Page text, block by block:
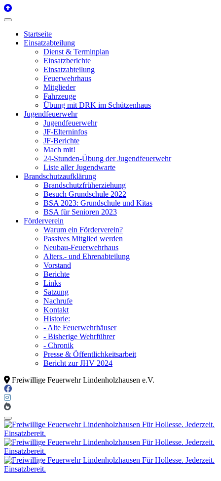
Startseite
Einsatzabteilung
Dienst & Terminplan
Einsatzberichte
Einsatzabteilung
Feuerwehrhaus
Mitglieder
Fahrzeuge
Übung mit DRK im Schützenhaus
Jugendfeuerwehr
Jugendfeuerwehr
JF-Elterninfos
JF-Berichte
Mach mit!
24-Stunden-Übung der Jugendfeuerwehr
Liste aller Jugendwarte
Brandschutzaufklärung
Brandschutzfrüherziehung
Besuch Grundschule 2022
BSA 2023: Grundschule und Kitas
BSA für Senioren 2023
Förderverein
Warum ein Förderverein?
Passives Mitglied werden
Neubau-Feuerwehrhaus
Alters.- und Ehrenabteilung
Vorstand
Berichte
Links
Satzung
Nachrufe
Kontakt
Historie:
- Alte Feuerwehrhäuser
- Bisherige Wehrführer
- Chronik
Presse & Öffentlichkeitsarbeit
Bericht zur JHV 2024
Freiwillige Feuerwehr Lindenholzhausen e.V.